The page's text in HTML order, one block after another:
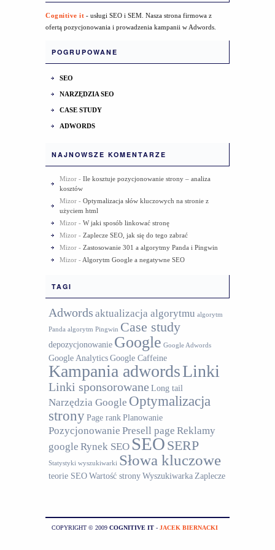
Cognitive it - usługi SEO i SEM. Nasza strona firmowa z
ofertą pozycjonowania i prowadzenia kampanii w Adwords.
POGRUPOWANE
SEO
NARZĘDZIA SEO
CASE STUDY
ADWORDS
NAJNOWSZE KOMENTARZE
Mizor - Ile kosztuje pozycjonowanie strony – analiza
kosztów
Mizor - Optymalizacja słów kluczowych na stronie z
użyciem html
Mizor - W jaki sposób linkować stronę
Mizor - Zaplecze SEO, jak się do tego zabrać
Mizor - Zastosowanie 301 a algorytmy Panda i Pingwin
Mizor - Algorytm Google a negatywne SEO
TAGI
Adwords aktualizacja algorytmu algorytm
Panda algorytm Pingwin Case study
depozycjonowanie Google Google Adwords
Google AnalyticsGoogle Caffeine
Kampania adwordsLinki
Linki sponsorowane Long tail
Narzędzia Google Optymalizacja
stronyPage rankPlanowanie
Pozycjonowanie Presell page Reklamy
google Rynek SEO SEO SERP
Statystyki wyszukiwarki Słowa kluczowe
teorie SEOWartość stronyWyszukiwarka Zaplecze
COPYRIGHT © 2009 COGNITIVE IT - JACEK BIERNACKI